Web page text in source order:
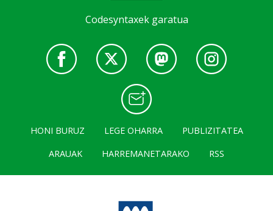
Codesyntaxek garatua
HONI BURUZ LEGE OHARRA
PUBLIZITATEA
ARAUAK
HARREMANETARAKO RSS